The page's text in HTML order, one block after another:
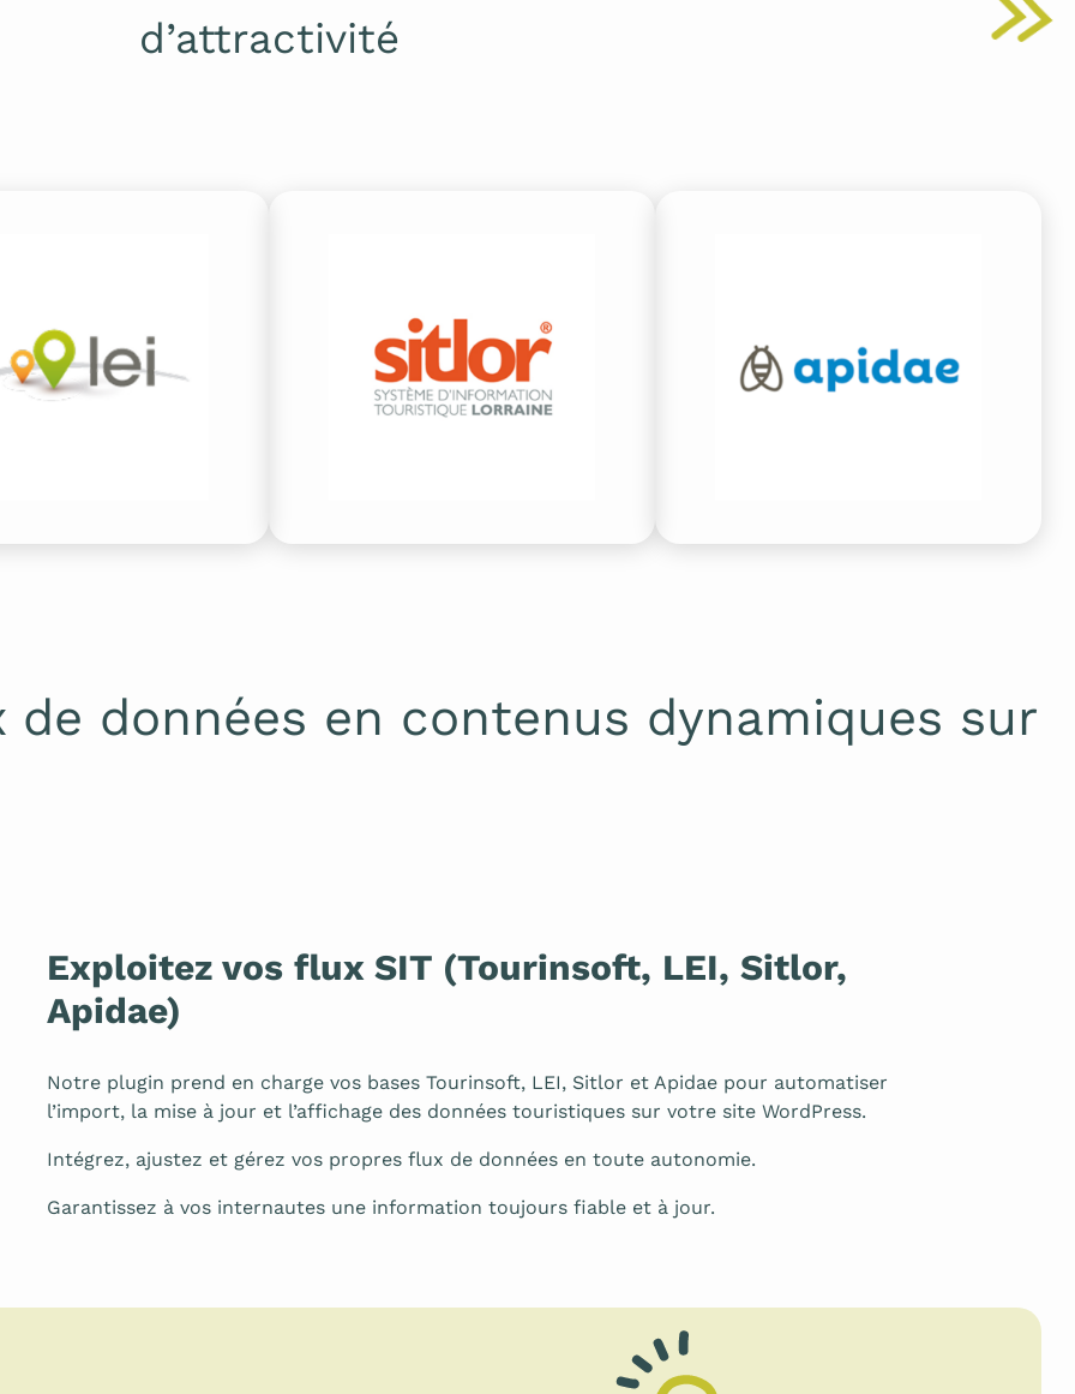
d’attractivité
de données en contenus dynamiques sur
Exploitez vos flux SIT (Tourinsoft, LEI, Sitlor,
Apidae)
Notre plugin prend en charge vos bases Tourinsoft, LEI, Sitlor et Apidae pour automatiser
l’import, la mise à jour et l’affichage des données touristiques sur votre site WordPress.
Intégrez, ajustez et gérez vos propres flux de données en toute autonomie.
Garantissez à vos internautes une information toujours fiable et à jour.